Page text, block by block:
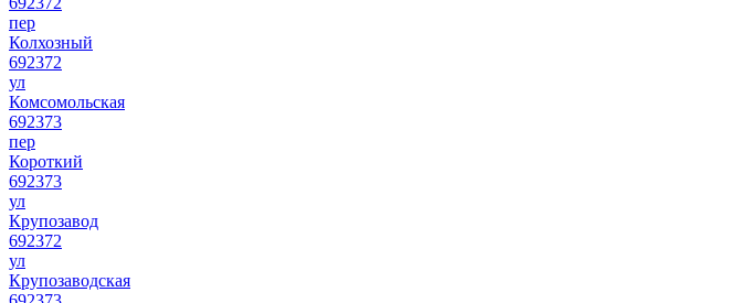
пер
Колхозный
692372
ул
Комсомольская
692373
пер
Короткий
692373
ул
Крупозавод
692372
ул
Крупозаводская